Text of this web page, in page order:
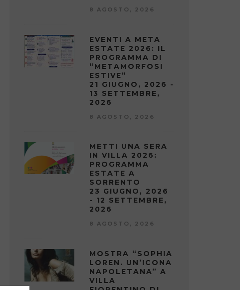
8 AGOSTO, 2026
EVENTI A META
ESTATE 2026: IL
PROGRAMMA DI
“METAMORFOSI
ESTIVE”
21 GIUGNO, 2026 -
13 SETTEMBRE,
2026
8 AGOSTO, 2026
METTI UNA SERA
IN VILLA 2026:
PROGRAMMA
ESTATE A
SORRENTO
23 GIUGNO, 2026
- 12 SETTEMBRE,
2026
8 AGOSTO, 2026
MOSTRA “SOPHIA
LOREN. UN’ICONA
NAPOLETANA” A
VILLA